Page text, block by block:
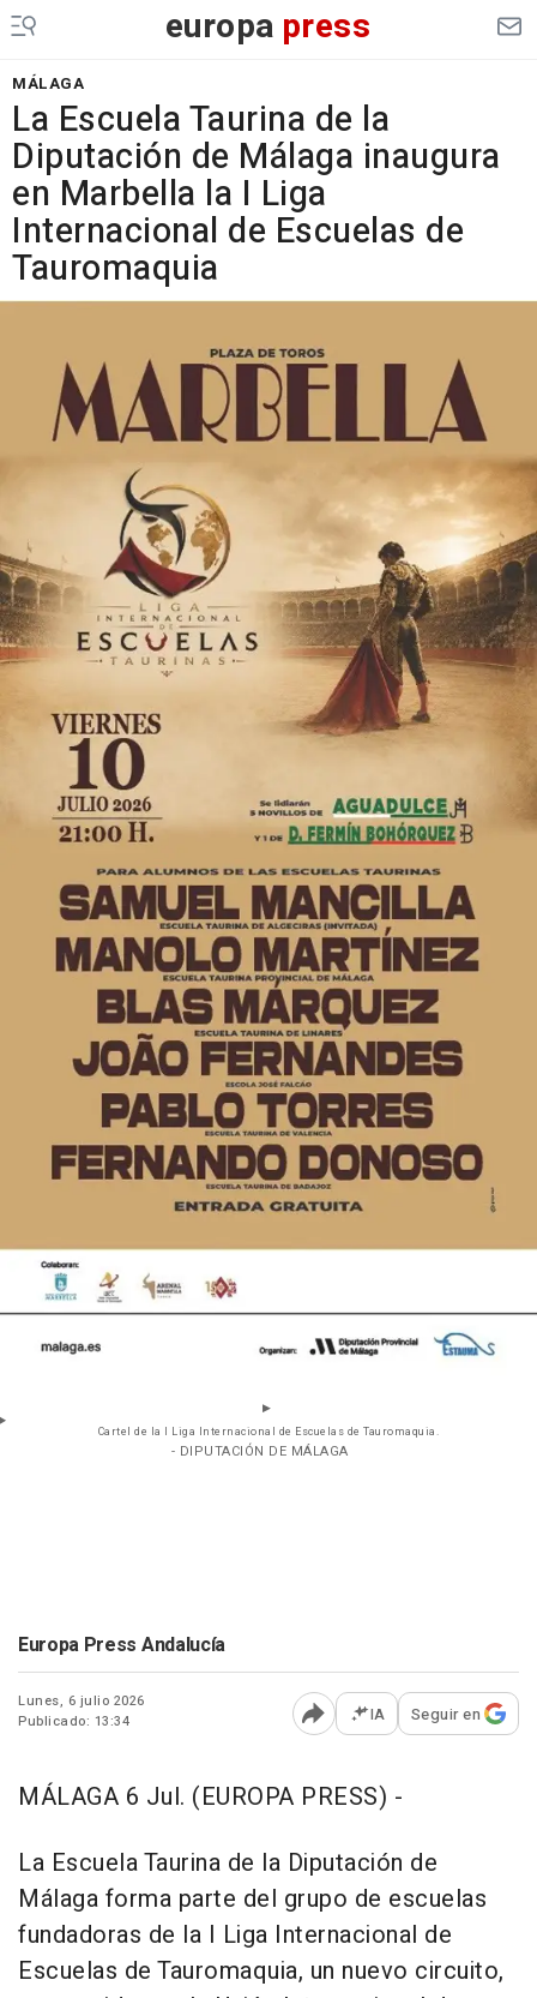
europa press
MÁLAGA
La Escuela Taurina de la
Diputación de Málaga inaugura
en Marbella la I Liga
Internacional de Escuelas de
Tauromaquia
Cartel de la I Liga Internacional de Escuelas de Tauromaquia.
- DIPUTACIÓN DE MÁLAGA
Europa Press Andalucía
Lunes, 6 julio 2026
Publicado: 13:34
Abrir opciones para
IA Seguir en
MÁLAGA 6 Jul. (EUROPA PRESS) -
La Escuela Taurina de la Diputación de
Málaga forma parte del grupo de escuelas
fundadoras de la I Liga Internacional de
Escuelas de Tauromaquia, un nuevo circuito,